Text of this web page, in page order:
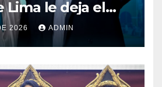
Lima le deja el
a Rafael López
2026 ADMIN